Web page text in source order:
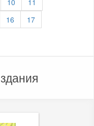
10
11
16
17